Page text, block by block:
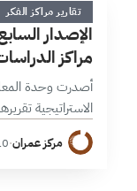
اتقارير مراكز الفكر
الإصدار
مراكز
أصدرت وحدة
الاستراتيجية
مخرجات مراكز
من شهر تشرين أول/أكتوبر
مركز عمران·
10